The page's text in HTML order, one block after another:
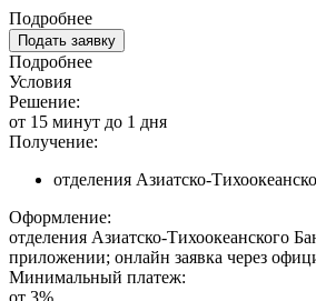
Подробнее
Подать заявку
Подробнее
Условия
Решение:
от 15 минут до 1 дня
Получение:
отделения Азиатско-
Оформление:
отделения Азиатско-Тихоокеанского
приложении; онлайн заявка через
Минимальный платеж:
от 3%